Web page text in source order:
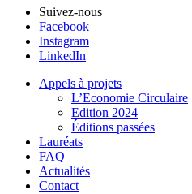
Suivez-nous
Facebook
Instagram
LinkedIn
Appels à projets
L’Economie Circulaire
Edition 2024
Éditions passées
Lauréats
FAQ
Actualités
Contact